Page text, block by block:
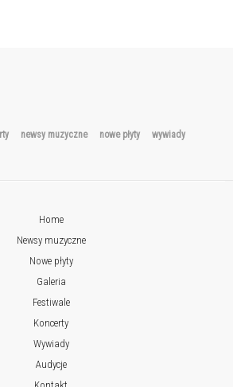
newsy muzyczne nowe płyty wywiady
Home
Newsy muzyczne
Nowe płyty
Galeria
Festiwale
Koncerty
Wywiady
Audycje